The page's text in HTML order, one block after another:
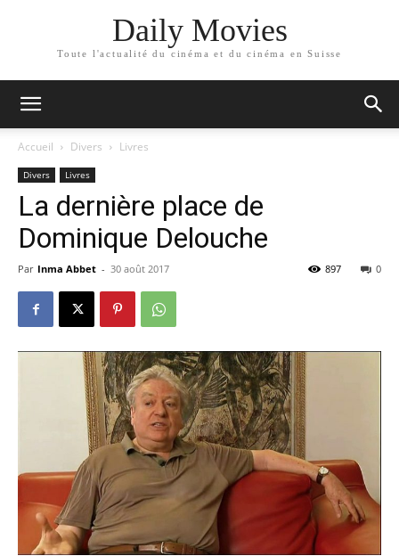
Daily Movies
Toute l'actualité du cinéma et du cinéma en Suisse
Accueil Divers Livres
Divers Livres
La dernière place de
Dominique Delouche
Par Inma Abbet - 30 août 2017 0
897